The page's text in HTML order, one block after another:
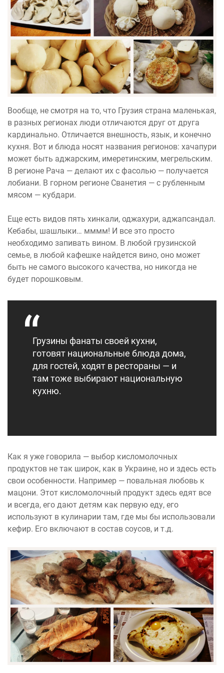
Вообще, не смотря на то, что Грузия страна маленькая,
в разных регионах люди отличаются друг от друга
кардинально. Отличается внешность, язык, и конечно
кухня. Вот и блюда носят названия регионов: хачапури
может быть аджарским, имеретинским, мегрельским.
В регионе Рача — делают их с фасолью — получается
лобиани. В горном регионе Сванетия — с рубленным
мясом — кубдари.
Еще есть видов пять хинкали, оджахури, аджапсандал.
Кебабы, шашлыки… мммм! И все это просто
необходимо запивать вином. В любой грузинской
семье, в любой кафешке найдется вино, оно может
быть не самого высокого качества, но никогда не
будет порошковым.
Грузины фанаты своей кухни,
готовят национальные блюда дома,
для гостей, ходят в рестораны — и
там тоже выбирают национальную
кухню.
Как я уже говорила — выбор кисломолочных
продуктов не так широк, как в Украине, но и здесь есть
свои особенности. Например — повальная любовь к
мацони. Этот кисломолочный продукт здесь едят все
и всегда, его дают детям как первую еду, его
используют в кулинарии там, где мы бы использовали
кефир. Его включают в состав соусов, и т.д.